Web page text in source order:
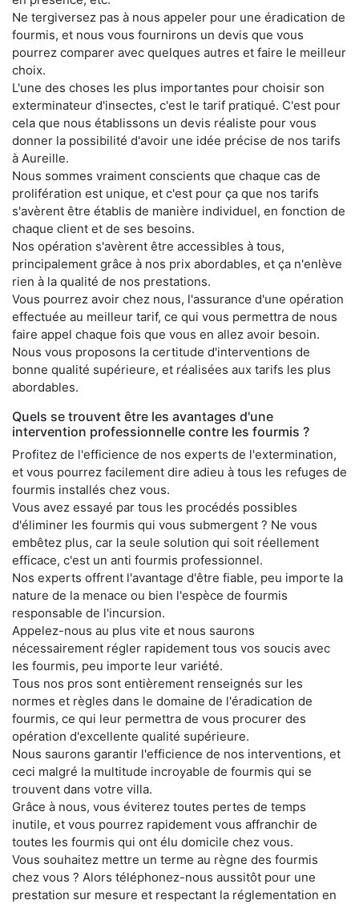
Ne tergiversez pas à nous appeler pour une éradication de
fourmis, et nous vous fournirons un devis que vous
pourrez comparer avec quelques autres et faire le meilleur
choix.
L'une des choses les plus importantes pour choisir son
exterminateur d'insectes, c'est le tarif pratiqué. C'est pour
cela que nous établissons un devis réaliste pour vous
donner la possibilité d'avoir une idée précise de nos tarifs
à Aureille.
Nous sommes vraiment conscients que chaque cas de
prolifération est unique, et c'est pour ça que nos tarifs
s'avèrent être établis de manière individuel, en fonction de
chaque client et de ses besoins.
Nos opération s'avèrent être accessibles à tous,
principalement grâce à nos prix abordables, et ça n'enlève
rien à la qualité de nos prestations.
Vous pourrez avoir chez nous, l'assurance d'une opération
effectuée au meilleur tarif, ce qui vous permettra de nous
faire appel chaque fois que vous en allez avoir besoin.
Nous vous proposons la certitude d'interventions de
bonne qualité supérieure, et réalisées aux tarifs les plus
abordables.
Quels se trouvent être les avantages d'une
intervention professionnelle contre les fourmis ?
Profitez de l'efficience de nos experts de l'extermination,
et vous pourrez facilement dire adieu à tous les refuges de
fourmis installés chez vous.
Vous avez essayé par tous les procédés possibles
d'éliminer les fourmis qui vous submergent ? Ne vous
embêtez plus, car la seule solution qui soit réellement
efficace, c'est un anti fourmis professionnel.
Nos experts offrent l'avantage d'être fiable, peu importe la
nature de la menace ou bien l'espèce de fourmis
responsable de l'incursion.
Appelez-nous au plus vite et nous saurons
nécessairement régler rapidement tous vos soucis avec
les fourmis, peu importe leur variété.
Tous nos pros sont entièrement renseignés sur les
normes et règles dans le domaine de l'éradication de
fourmis, ce qui leur permettra de vous procurer des
opération d'excellente qualité supérieure.
Nous saurons garantir l'efficience de nos interventions, et
ceci malgré la multitude incroyable de fourmis qui se
trouvent dans votre villa.
Grâce à nous, vous éviterez toutes pertes de temps
inutile, et vous pourrez rapidement vous affranchir de
toutes les fourmis qui ont élu domicile chez vous.
Vous souhaitez mettre un terme au règne des fourmis
chez vous ? Alors téléphonez-nous aussitôt pour une
prestation sur mesure et respectant la réglementation en